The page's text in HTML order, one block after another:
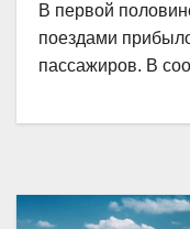
В первой
поездами
пассажиров. В